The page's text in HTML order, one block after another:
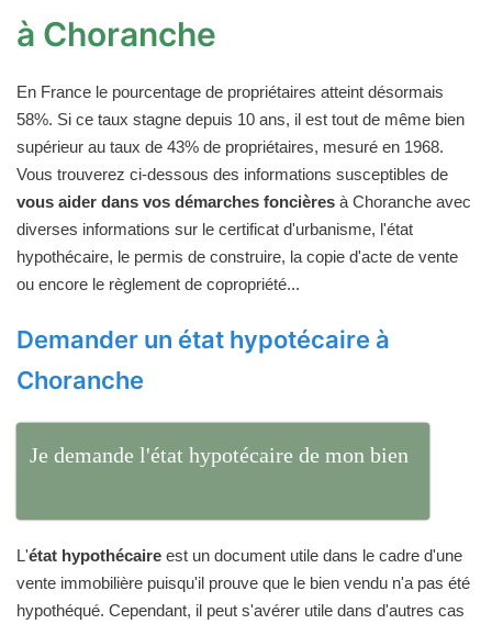
à Choranche
En France le pourcentage de propriétaires atteint désormais
58%. Si ce taux stagne depuis 10 ans, il est tout de même bien
supérieur au taux de 43% de propriétaires, mesuré en 1968.
Vous trouverez ci-dessous des informations susceptibles de
vous aider dans vos démarches foncières à Choranche avec
diverses informations sur le certificat d'urbanisme, l'état
hypothécaire, le permis de construire, la copie d'acte de vente
ou encore le règlement de copropriété...
Demander un état hypotécaire à
Choranche
Je demande l'état hypotécaire de mon bien
L'état hypothécaire est un document utile dans le cadre d'une
vente immobilière puisqu'il prouve que le bien vendu n'a pas été
hypothéqué. Cependant, il peut s'avérer utile dans d'autres cas